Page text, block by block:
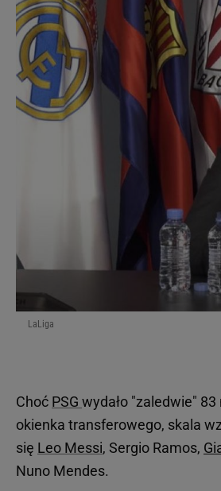
LaLiga
Choć PSG wydało "zaledwie"
okienka transferowego, skala
się Leo Messi, Sergio Ramos,
Nuno Mendes.